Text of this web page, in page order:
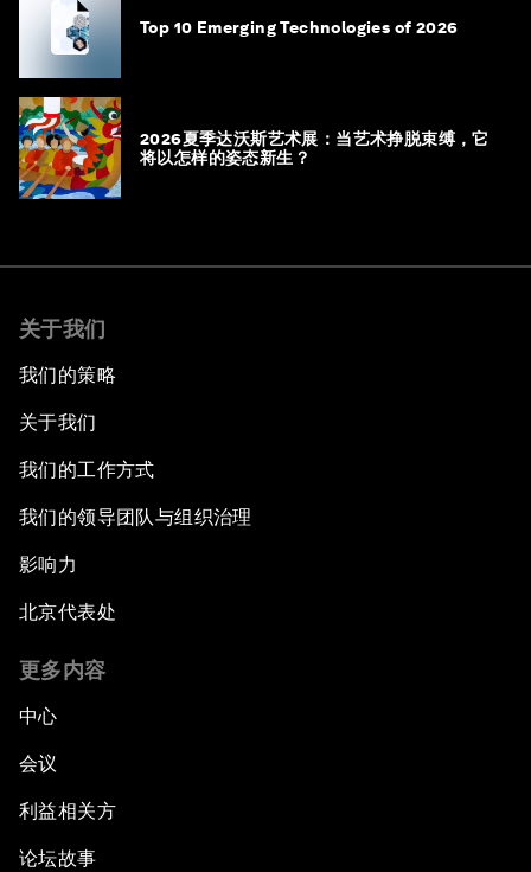
Top 10 Emerging Technologies of 2026
2026夏季达沃斯艺术展：当艺术挣脱束缚，它
将以怎样的姿态新生？
关于我们
我们的策略
关于我们
我们的工作方式
我们的领导团队与组织治理
影响力
北京代表处
更多内容
中心
会议
利益相关方
论坛故事